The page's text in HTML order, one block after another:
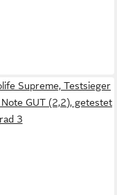
Supreme, Testsieger
GUT (2,2), getestet
3